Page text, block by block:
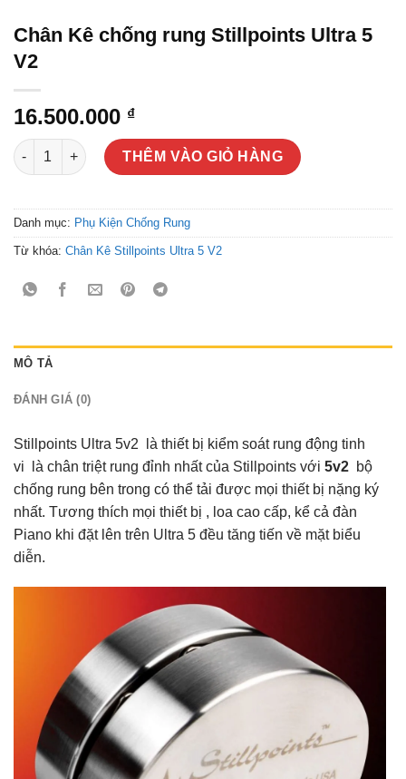
Chân Kê chống rung Stillpoints Ultra 5
V2
16.500.000 ₫
Chân Kê chống rung Stillpoints Ultra 5 V2 số lượng
THÊM VÀO GIỎ HÀNG
Danh mục: Phụ Kiện Chống Rung
Từ khóa: Chân Kê Stillpoints Ultra 5 V2
MÔ TẢ
ĐÁNH GIÁ (0)
Stillpoints Ultra 5v2 là thiết bị kiểm soát rung động tinh
vi là chân triệt rung đỉnh nhất của Stillpoints với 5v2 bộ
chống rung bên trong có thể tải được mọi thiết bị nặng ký
nhất. Tương thích mọi thiết bị , loa cao cấp, kể cả đàn
Piano khi đặt lên trên Ultra 5 đều tăng tiến về mặt biểu
diễn.